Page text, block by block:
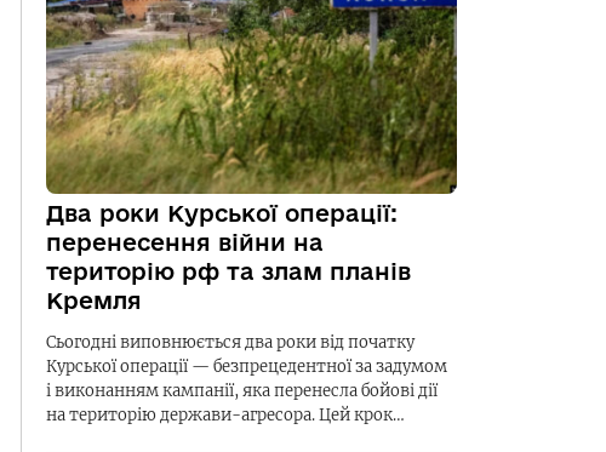
Два роки Курської операції:
перенесення війни на
територію рф та злам планів
Кремля
Сьогодні виповнюється два роки від початку
Курської операції — безпрецедентної за задумом
і виконанням кампанії, яка перенесла бойові дії
на територію держави-агресора. Цей крок…